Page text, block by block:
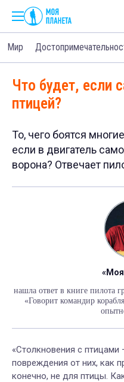
Мир
Что будет, если
птицей?
То, чего боятся
если в двигатель
ворона? Отвечает
«Моя
нашла ответ в книге пилота
«Говорит командир
«Столкновения с
повреждения от них, как
конечно, не для птицы.